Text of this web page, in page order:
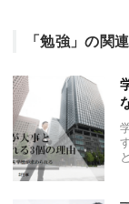
「勉強」の関